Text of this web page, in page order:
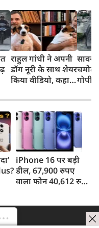
राहुल गांधी ने अपनी
डॉग नूरी के साथ शेयर
किया वीडियो, कहा,
होंगी, लेकिन मैनेज
कर लेंगे
सावन
चमोली
iPhone 16 पर बड़ी
डील, 67,900 रुपए
वाला फोन 40,612 रुपए